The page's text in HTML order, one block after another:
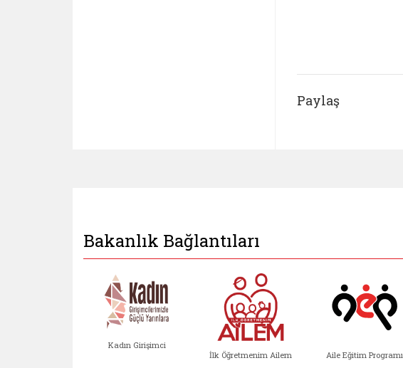
Paylaş
Bakanlık Bağlantıları
Kadın Girişimci
İlk Öğretmenim Ailem Aile Eğitim Programı